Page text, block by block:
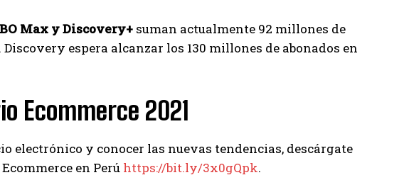
Max y Discovery+ suman actualmente 92 millones de
espera alcanzar los 130 millones de abonados en
Ecommerce 2021
electrónico y conocer las nuevas tendencias, descárgate
en Perú https://bit.ly/3x0gQpk.